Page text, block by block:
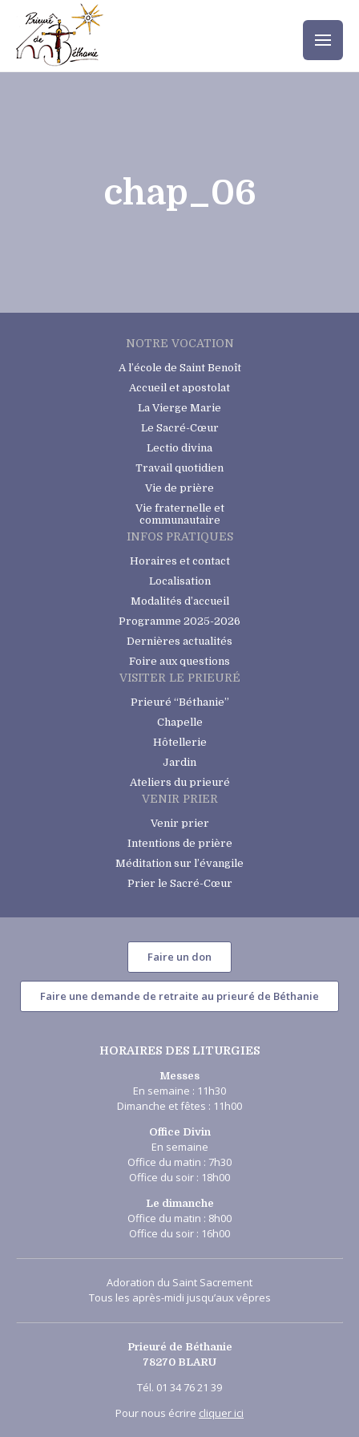
chap_06
NOTRE VOCATION
A l’école de Saint Benoît
Accueil et apostolat
La Vierge Marie
Le Sacré-Cœur
Lectio divina
Travail quotidien
Vie de prière
Vie fraternelle et
communautaire
INFOS PRATIQUES
Horaires et contact
Localisation
Modalités d’accueil
Programme 2025-2026
Dernières actualités
Foire aux questions
VISITER LE PRIEURÉ
Prieuré “Béthanie”
Chapelle
Hôtellerie
Jardin
Ateliers du prieuré
VENIR PRIER
Venir prier
Intentions de prière
Méditation sur l’évangile
Prier le Sacré-Cœur
Faire un don
Faire une demande de retraite au prieuré de Béthanie
HORAIRES DES LITURGIES
Messes
En semaine : 11h30
Dimanche et fêtes : 11h00
Office Divin
En semaine
Office du matin : 7h30
Office du soir : 18h00
Le dimanche
Office du matin : 8h00
Office du soir : 16h00
Adoration du Saint Sacrement
Tous les après-midi jusqu’aux vêpres
Prieuré de Béthanie
78270 BLARU
Tél. 01 34 76 21 39
Pour nous écrire cliquer ici